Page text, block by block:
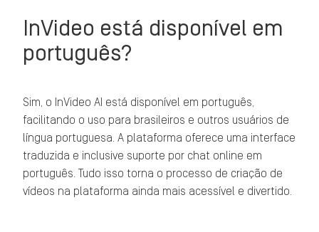
InVideo está disponível em
português?
Sim, o InVideo AI está disponível em português,
facilitando o uso para brasileiros e outros usuários de
língua portuguesa. A plataforma oferece uma interface
traduzida e inclusive suporte por chat online em
português. Tudo isso torna o processo de criação de
vídeos na plataforma ainda mais acessível e divertido.